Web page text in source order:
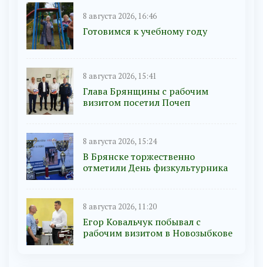
8 августа 2026, 16:46
Готовимся к учебному году
8 августа 2026, 15:41
Глава Брянщины с рабочим
визитом посетил Почеп
8 августа 2026, 15:24
В Брянске торжественно
отметили День физкультурника
8 августа 2026, 11:20
Егор Ковальчук побывал с
рабочим визитом в Новозыбкове